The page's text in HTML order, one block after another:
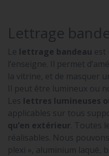
Lettrage
Le lettrage bandeau est
l’enseigne. Il permet
la vitrine, et de masquer
Il peut être lumineux ou
Les lettres lumineuses
applicables sur tous
qu’en extérieur. Toutes
réalisables. Nous
plexi », aluminium laqué,